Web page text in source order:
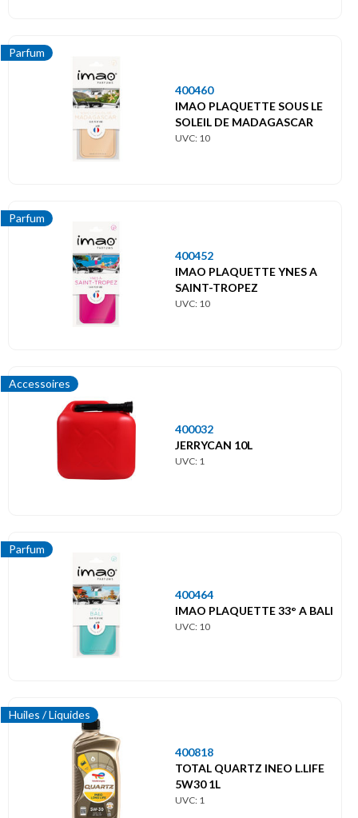
Parfum
400460
IMAO PLAQUETTE SOUS LE
SOLEIL DE MADAGASCAR
UVC: 10
Parfum
400452
IMAO PLAQUETTE YNES A
SAINT-TROPEZ
UVC: 10
Accessoires
400032
JERRYCAN 10L
UVC: 1
Parfum
400464
IMAO PLAQUETTE 33° A BALI
UVC: 10
Huiles / Liquides
400818
TOTAL QUARTZ INEO L.LIFE
5W30 1L
UVC: 1